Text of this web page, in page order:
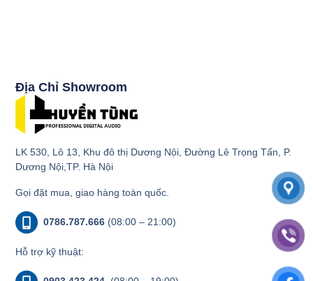
Địa Chỉ Showroom
LK 530, Lô 13, Khu đô thị Dương Nội, Đường Lê Trọng Tấn, P.
Dương Nội,TP. Hà Nội
Gọi đặt mua, giao hàng toàn quốc.
0786.787.666 (08:00 – 21:00)
Hỗ trợ kỹ thuật: